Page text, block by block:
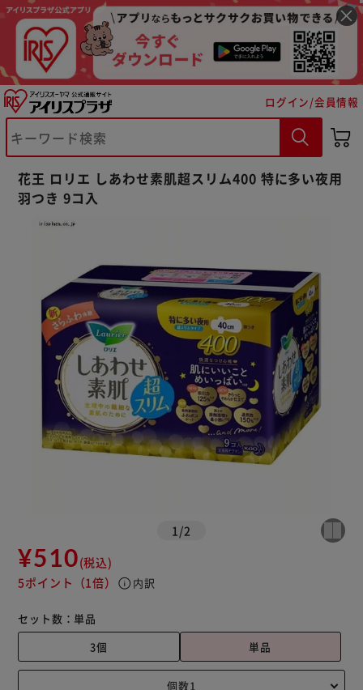
ログイン/会員情報
花王 ロリエ しあわせ素肌超スリム400 特に多い夜用
羽つき 9コ入
1 /2
¥510(税込)
5ポイント （1倍） info 内訳
セット数： 単品
3個
単品
※ご確認ください